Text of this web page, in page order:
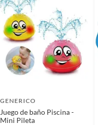
sin uso y deberá contar
(sin rayas,
GENERICO
Juego de baño Piscina -
Mini Pileta